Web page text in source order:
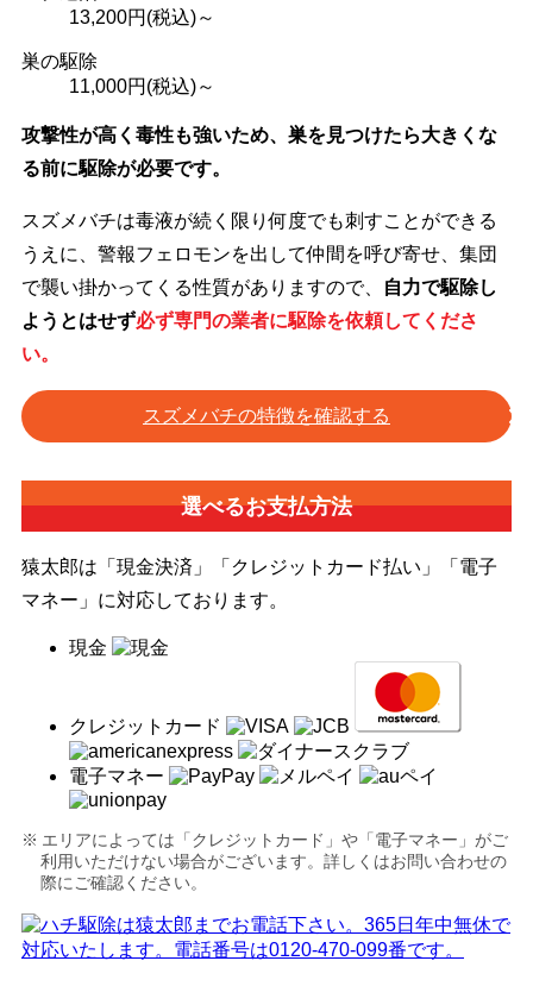
13,200円(税込)～
巣の駆除
11,000円(税込)～
攻撃性が高く毒性も強いため、巣を見つけたら大きくな
る前に駆除が必要です。
スズメバチは毒液が続く限り何度でも刺すことができる
うえに、警報フェロモンを出して仲間を呼び寄せ、集団
で襲い掛かってくる性質がありますので、
自力で駆除し
ようとはせず必ず専門の業者に駆除を依頼してくださ
い。
スズメバチの特徴を確認する
選べるお支払方法
猿太郎は「現金決済」「クレジットカード払い」「電子
マネー」に対応しております。
現金
クレジットカード
電子マネー
エリアによっては「クレジットカード」や「電子マネー」がご
利用いただけない場合がございます。詳しくはお問い合わせの
際にご確認ください。